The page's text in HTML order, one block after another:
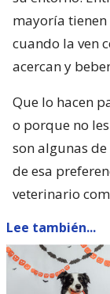
mayoría
cuando la ven
acercan y
Que lo hacen
o porque no
son algunas
de esa
veterinario
Lee también...